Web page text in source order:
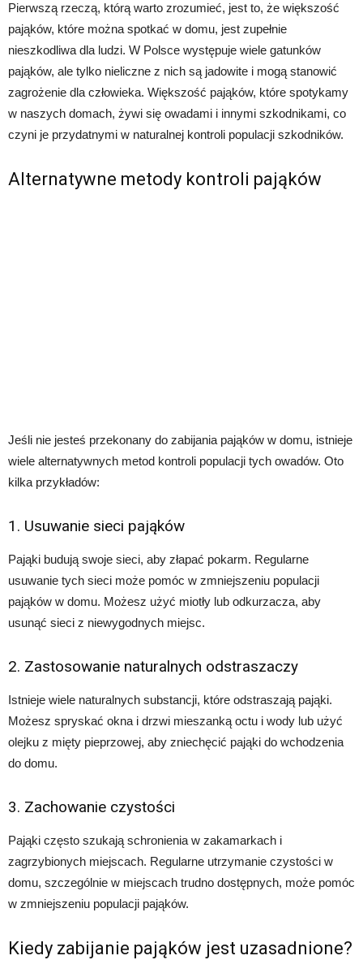
Pierwszą rzeczą, którą warto zrozumieć, jest to, że większość
pająków, które można spotkać w domu, jest zupełnie
nieszkodliwa dla ludzi. W Polsce występuje wiele gatunków
pająków, ale tylko nieliczne z nich są jadowite i mogą stanowić
zagrożenie dla człowieka. Większość pająków, które spotykamy
w naszych domach, żywi się owadami i innymi szkodnikami, co
czyni je przydatnymi w naturalnej kontroli populacji szkodników.
Alternatywne metody kontroli pająków
Jeśli nie jesteś przekonany do zabijania pająków w domu, istnieje
wiele alternatywnych metod kontroli populacji tych owadów. Oto
kilka przykładów:
1. Usuwanie sieci pająków
Pająki budują swoje sieci, aby złapać pokarm. Regularne
usuwanie tych sieci może pomóc w zmniejszeniu populacji
pająków w domu. Możesz użyć miotły lub odkurzacza, aby
usunąć sieci z niewygodnych miejsc.
2. Zastosowanie naturalnych odstraszaczy
Istnieje wiele naturalnych substancji, które odstraszają pająki.
Możesz spryskać okna i drzwi mieszanką octu i wody lub użyć
olejku z mięty pieprzowej, aby zniechęcić pająki do wchodzenia
do domu.
3. Zachowanie czystości
Pająki często szukają schronienia w zakamarkach i
zagrzybionych miejscach. Regularne utrzymanie czystości w
domu, szczególnie w miejscach trudno dostępnych, może pomóc
w zmniejszeniu populacji pająków.
Kiedy zabijanie pająków jest uzasadnione?